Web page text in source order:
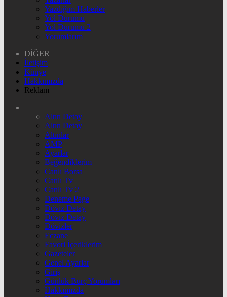
Yazdığım Haberler
Yol Durumu
Yol Durumu 2
Yorumlarım
DİĞER
İletişim
Künye
Hakkımızda
Reklam
Altın Detay
Altın Detay
Altınlar
AMP
Ayarlar
Beğendiklerim
Canlı Borsa
Canlı Tv
Canlı Tv 2
Deneme Page
Döviz Detay
Döviz Detay
Dövizler
Eczane
Favori İçeriklerim
Gazeteler
Genel Ayarlar
Giriş
Günlük Burç Yorumları
Hakkımızda